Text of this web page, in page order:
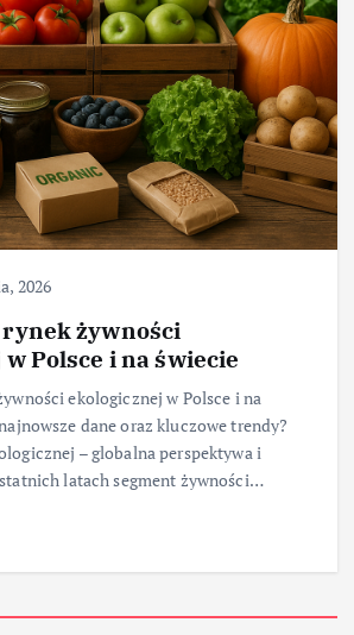
2026
żywności
Polsce i na świecie
ekologicznej w Polsce i na
dane oraz kluczowe trendy?
– globalna perspektywa i
latach segment żywności…